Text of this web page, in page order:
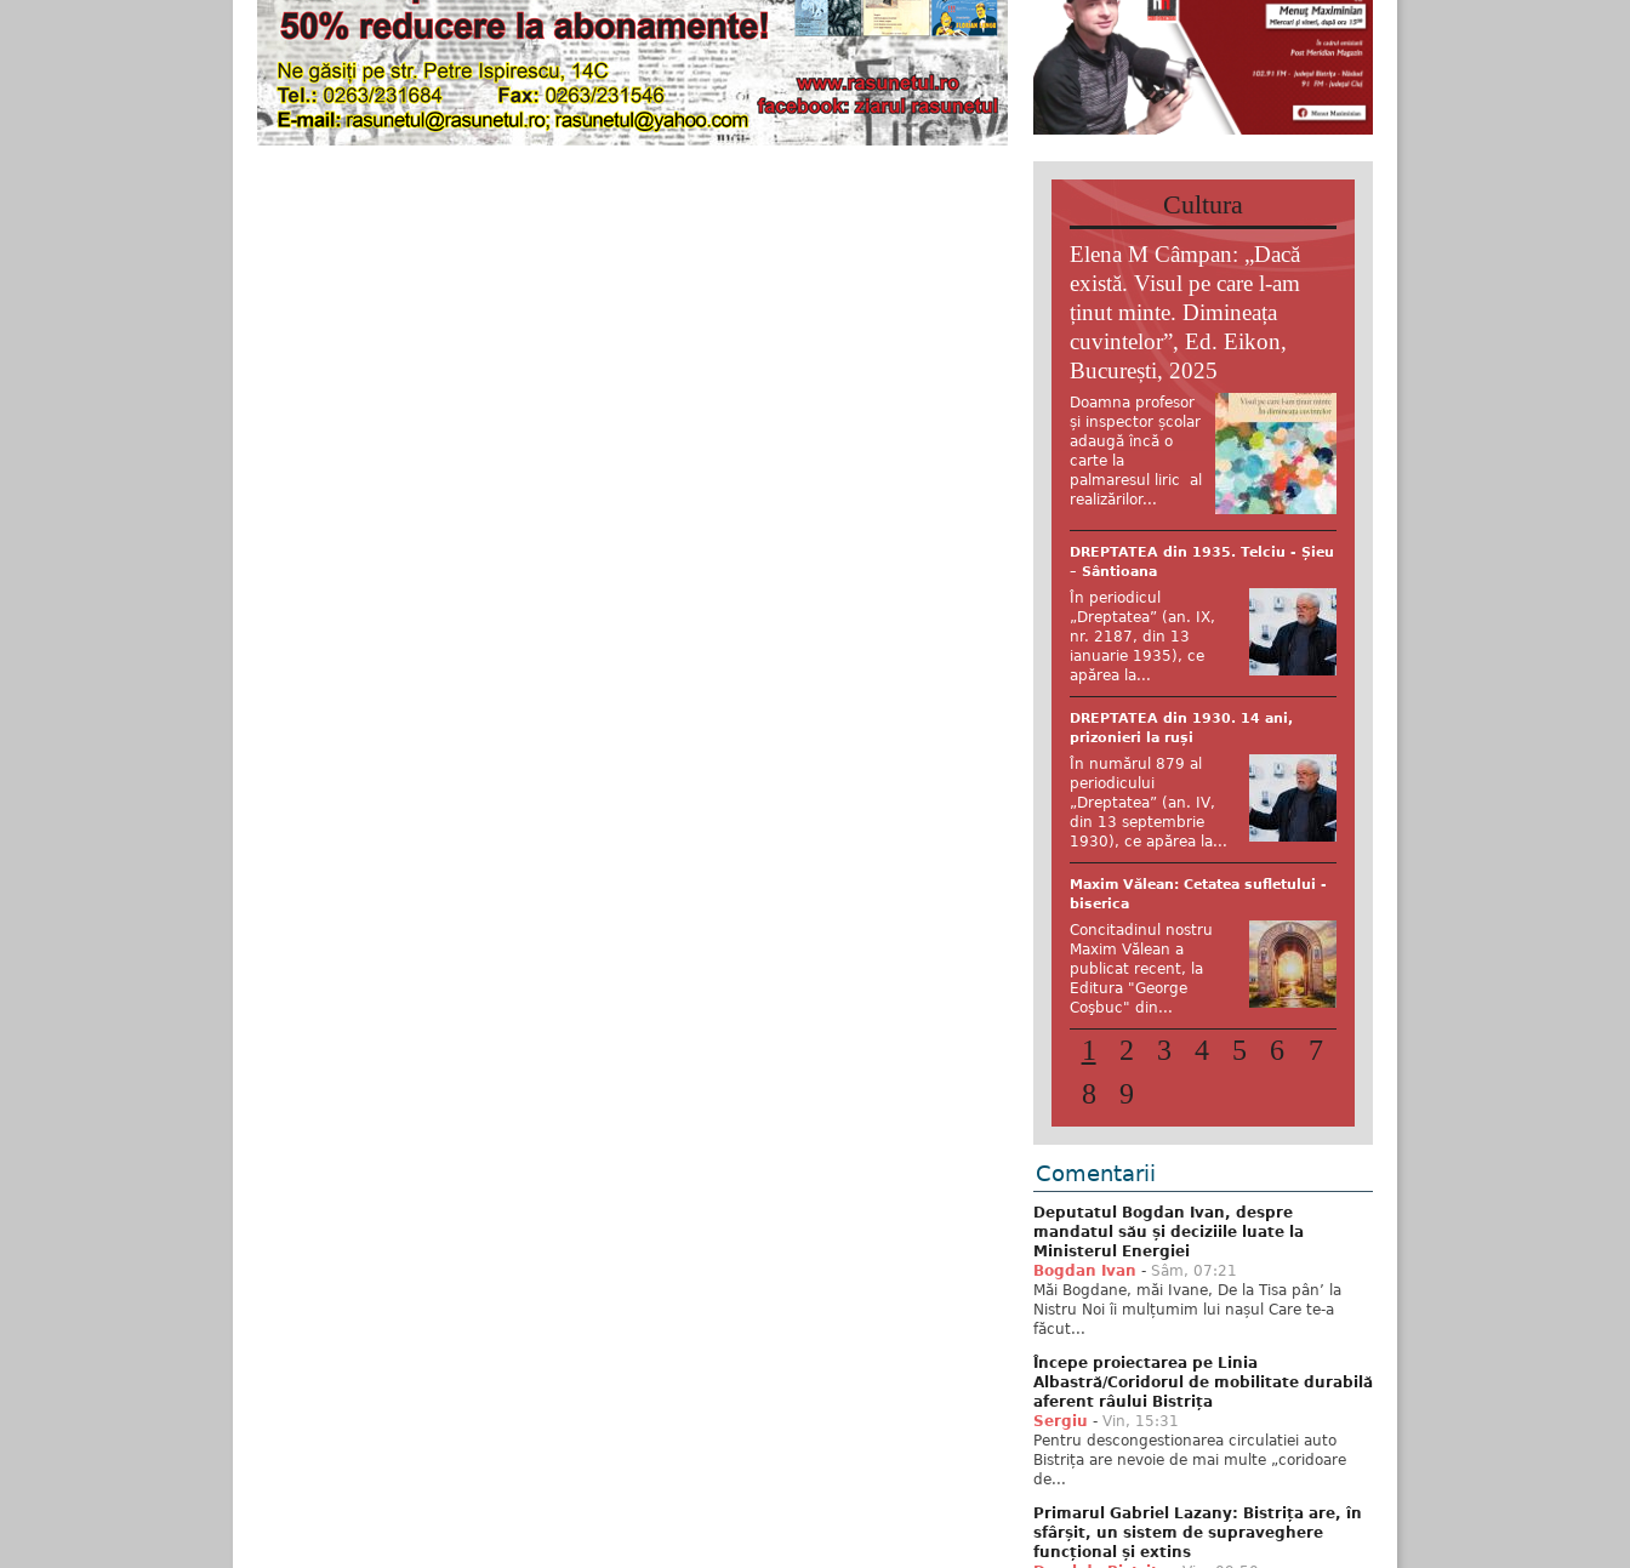
Cultura
Elena M Câmpan: „Dacă
există. Visul pe care l-am
ținut minte. Dimineața
cuvintelor”, Ed. Eikon,
București, 2025
Doamna profesor
și inspector școlar
adaugă încă o
carte la
palmaresul liric al
realizărilor...
DREPTATEA din 1935. Telciu - Șieu
– Sântioana
În periodicul
„Dreptatea” (an. IX,
nr. 2187, din 13
ianuarie 1935), ce
apărea la...
DREPTATEA din 1930. 14 ani,
prizonieri la ruși
În numărul 879 al
periodicului
„Dreptatea” (an. IV,
din 13 septembrie
1930), ce apărea la...
Maxim Vălean: Cetatea sufletului -
biserica
Concitadinul nostru
Maxim Vălean a
publicat recent, la
Editura "George
Coşbuc" din...
1 2 3 4 5 6
7
8
9
Comentarii
Deputatul Bogdan Ivan, despre
mandatul său și deciziile luate la
Ministerul Energiei
Bogdan Ivan - Sâm, 07:21
Măi Bogdane, măi Ivane, De la Tisa pân’ la
Nistru Noi îi mulțumim lui nașul Care te-a
făcut...
Începe proiectarea pe Linia
Albastră/Coridorul de mobilitate durabilă
aferent râului Bistrița
Sergiu - Vin, 15:31
Pentru descongestionarea circulatiei auto
Bistrița are nevoie de mai multe „coridoare
de...
Primarul Gabriel Lazany: Bistrița are, în
sfârșit, un sistem de supraveghere
funcțional și extins